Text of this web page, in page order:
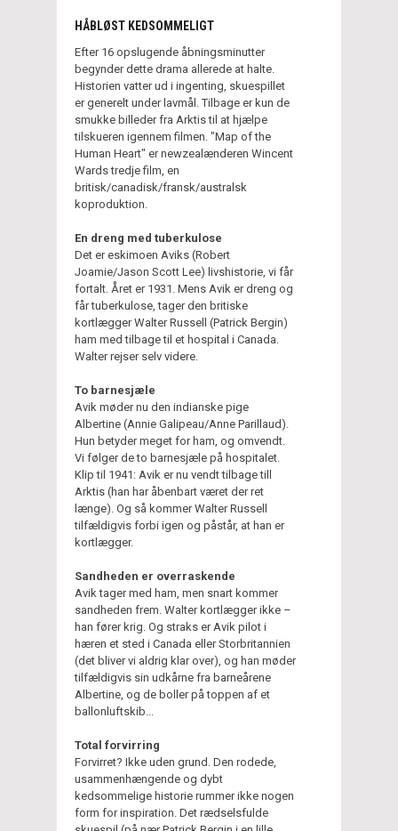
HÅBLØST KEDSOMMELIGT
Efter 16 opslugende åbningsminutter
begynder dette drama allerede at halte.
Historien vatter ud i ingenting, skuespillet
er generelt under lavmål. Tilbage er kun de
smukke billeder fra Arktis til at hjælpe
tilskueren igennem filmen. "Map of the
Human Heart" er newzealænderen Wincent
Wards tredje film, en
britisk/canadisk/fransk/australsk
koproduktion.
En dreng med tuberkulose
Det er eskimoen Aviks (Robert
Joamie/Jason Scott Lee) livshistorie, vi får
fortalt. Året er 1931. Mens Avik er dreng og
får tuberkulose, tager den britiske
kortlægger Walter Russell (Patrick Bergin)
ham med tilbage til et hospital i Canada.
Walter rejser selv videre.
To barnesjæle
Avik møder nu den indianske pige
Albertine (Annie Galipeau/Anne Parillaud).
Hun betyder meget for ham, og omvendt.
Vi følger de to barnesjæle på hospitalet.
Klip til 1941: Avik er nu vendt tilbage till
Arktis (han har åbenbart været der ret
længe). Og så kommer Walter Russell
tilfældigvis forbi igen og påstår, at han er
kortlægger.
Sandheden er overraskende
Avik tager med ham, men snart kommer
sandheden frem. Walter kortlægger ikke –
han fører krig. Og straks er Avik pilot i
hæren et sted i Canada eller Storbritannien
(det bliver vi aldrig klar over), og han møder
tilfældigvis sin udkårne fra barneårene
Albertine, og de boller på toppen af et
ballonluftskib...
Total forvirring
Forvirret? Ikke uden grund. Den rodede,
usammenhængende og dybt
kedsommelige historie rummer ikke nogen
form for inspiration. Det rædselsfulde